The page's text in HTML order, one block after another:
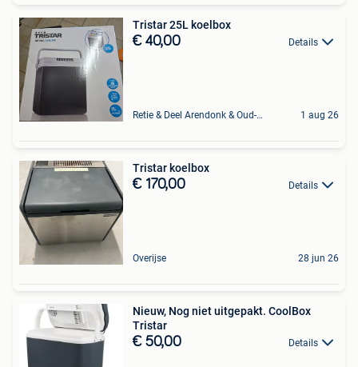
Tristar 25L koelbox
€ 40,00 Details
Retie & Deel Arendonk & Oud-Turnhout 1 aug 26
Tristar koelbox
€ 170,00 Details
Overijse 28 jun 26
Nieuw, Nog niet uitgepakt. CoolBox
Tristar
€ 50,00 Details